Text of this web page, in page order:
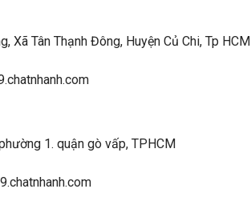
Xã Tân Thạnh Đông, Huyện Củ Chi, Tp HCM
1. quận gò vấp, TPHCM